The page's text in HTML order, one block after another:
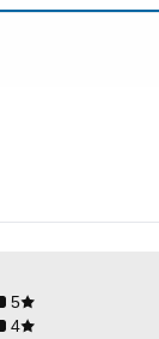
5
4